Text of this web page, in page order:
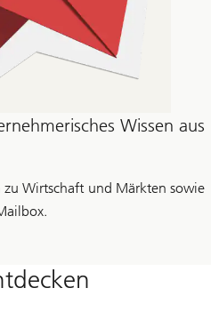
Wissen aus
zu Wirtschaft und Märkten sowie